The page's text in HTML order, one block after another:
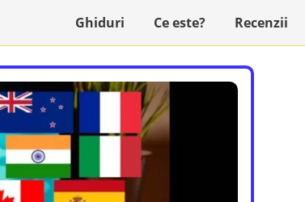
Ghiduri Ce este? Recenzii